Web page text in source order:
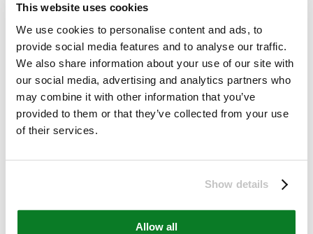
This website uses cookies
We use cookies to personalise content and ads, to
provide social media features and to analyse our traffic.
We also share information about your use of our site with
our social media, advertising and analytics partners who
may combine it with other information that you’ve
provided to them or that they’ve collected from your use
of their services.
Show details
Allow all
Fumier / fosses à purin/
Puits
Mélangez le produit à poids égal avec
de l’eau chaude (1 kg de produit pour 1
litre d’eau).
commencez avec 2 kg/30 m3de volume
Maintenir un dosage de 0,25 kg/30 m3